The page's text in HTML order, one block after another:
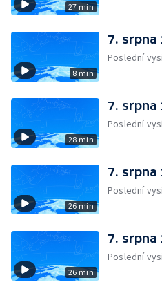
27 min
8 min
7. srpna
Poslední
28 min
7. srpna
Poslední
26 min
7. srpna
Poslední
26 min
7. srpna
Poslední